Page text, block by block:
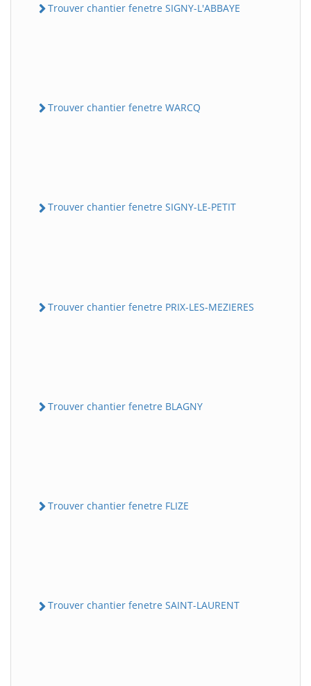
Trouver chantier fenetre SIGNY-L'ABBAYE
Trouver chantier fenetre WARCQ
Trouver chantier fenetre SIGNY-LE-PETIT
Trouver chantier fenetre PRIX-LES-MEZIERES
Trouver chantier fenetre BLAGNY
Trouver chantier fenetre FLIZE
Trouver chantier fenetre SAINT-LAURENT